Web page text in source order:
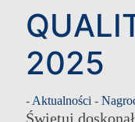
2025
- Aktualności -
Świętuj